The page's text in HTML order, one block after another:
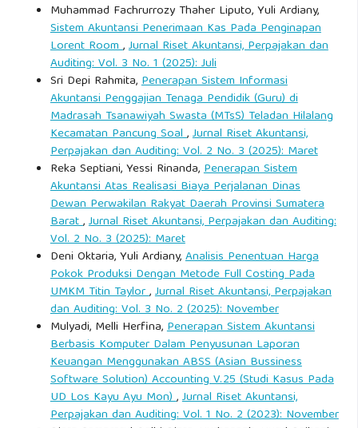
Muhammad Fachrurrozy Thaher Liputo, Yuli Ardiany,
Sistem Akuntansi Penerimaan Kas Pada Penginapan
Lorent Room,Jurnal Riset Akuntansi, Perpajakan dan
Auditing: Vol. 3 No. 1 (2025): Juli
Sri Depi Rahmita,Penerapan Sistem Informasi
Akuntansi Penggajian Tenaga Pendidik (Guru) di
Madrasah Tsanawiyah Swasta (MTsS) Teladan Hilalang
Kecamatan Pancung Soal,Jurnal Riset Akuntansi,
Perpajakan dan Auditing: Vol. 2 No. 3 (2025): Maret
Reka Septiani, Yessi Rinanda,Penerapan Sistem
Akuntansi Atas Realisasi Biaya Perjalanan Dinas
Dewan Perwakilan Rakyat Daerah Provinsi Sumatera
Barat,Jurnal Riset Akuntansi, Perpajakan dan Auditing:
Vol. 2 No. 3 (2025): Maret
Deni Oktaria, Yuli Ardiany,Analisis Penentuan Harga
Pokok Produksi Dengan Metode Full Costing Pada
UMKM Titin Taylor,Jurnal Riset Akuntansi, Perpajakan
dan Auditing: Vol. 3 No. 2 (2025): November
Mulyadi, Melli Herfina,Penerapan Sistem Akuntansi
Berbasis Komputer Dalam Penyusunan Laporan
Keuangan Menggunakan ABSS (Asian Bussiness
Software Solution) Accounting V.25 (Studi Kasus Pada
UD Los Kayu Ayu Mon),Jurnal Riset Akuntansi,
Perpajakan dan Auditing: Vol. 1 No. 2 (2023): November